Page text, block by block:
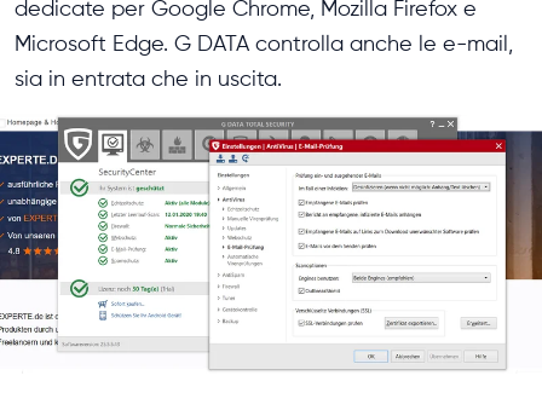
dedicate per Google Chrome, Mozilla Firefox e
Microsoft Edge. G DATA controlla anche le e-mail,
sia in entrata che in uscita.